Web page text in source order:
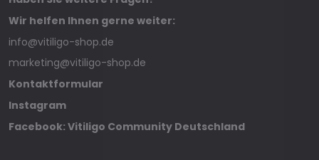
Wir helfen Ihnen gerne weiter:
info@vitiligo-shop.de
marketing@vitiligo-shop.de
Kontaktformular
Instagram
Facebook: Vitiligo Community Deutschland